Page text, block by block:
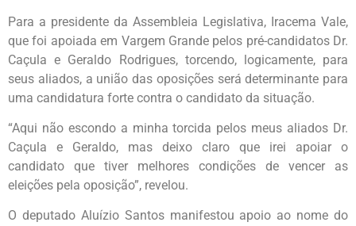
Para a presidente da Assembleia Legislativa, Iracema Vale,
que foi apoiada em Vargem Grande pelos pré-candidatos Dr.
Caçula e Geraldo Rodrigues, torcendo, logicamente, para
seus aliados, a união das oposições será determinante para
uma candidatura forte contra o candidato da situação.
“Aqui não escondo a minha torcida pelos meus aliados Dr.
Caçula e Geraldo, mas deixo claro que irei apoiar o
candidato que tiver melhores condições de vencer as
eleições pela oposição”, revelou.
O deputado Aluízio Santos manifestou apoio ao nome do